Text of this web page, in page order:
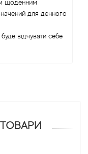
щоденним
для денного
відчувати себе